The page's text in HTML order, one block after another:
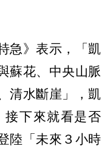
急》表示，「凱
蘇花、中央山脈
清水斷崖」，凱
接下來就看是否
陸「未來３小時